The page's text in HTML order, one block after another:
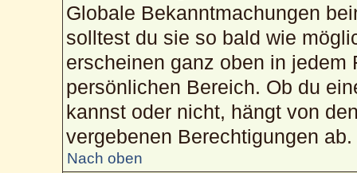
Globale Bekanntmachungen
solltest du sie so bald wie
erscheinen ganz oben in
persönlichen Bereich. Ob du
kannst oder nicht, hängt von
vergebenen Berechtigungen ab.
Nach oben